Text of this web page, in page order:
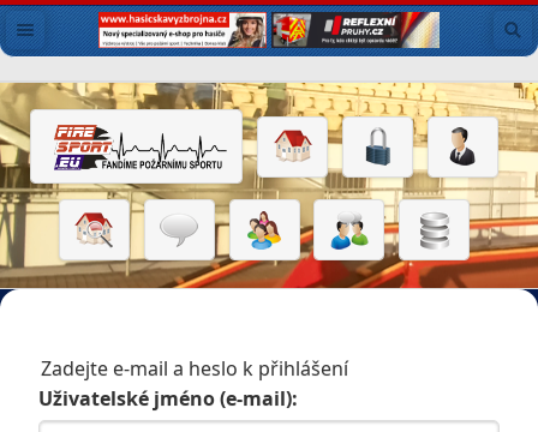
Zadejte e-mail a heslo k přihlášení
Uživatelské jméno (e-mail):